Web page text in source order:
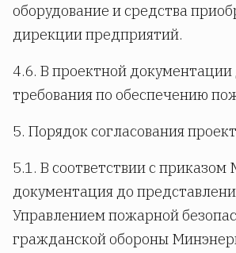
оборудование и средства
дирекции предприятий.
4.6. В проектной
требования по обеспечению
5. Порядок согласования
5.1. В соответствии с
документация до
Управлением пожарной
гражданской обороны